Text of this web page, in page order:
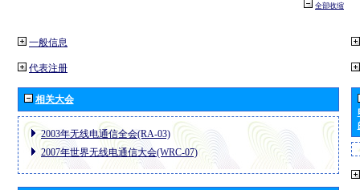
全部收缩
一般信息
代表注册
相关大会
2003年无线电通信全会(RA-03)
2007年世界无线电通信大会(WRC-07)